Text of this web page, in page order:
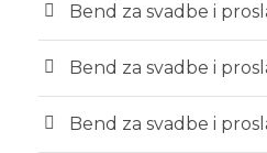
Bend za svadbe i
Bend za svadbe i
Bend za svadbe i